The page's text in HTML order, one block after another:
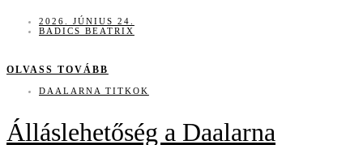
2026. JÚNIUS 24.
BADICS BEATRIX
OLVASS TOVÁBB
DAALARNA TITKOK
Álláslehetőség a Daalarna